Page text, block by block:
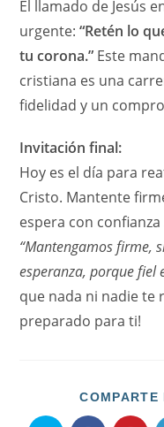
El llamado de Jesús
urgente:“Retén lo
tu corona.” Este
cristiana es una
fidelidad y un
Invitación final:
Hoy es el día para
Cristo. Mantente
espera con confianza
“Mantengamos firme,
esperanza, porque fiel
que nada ni nadie te
preparado para ti!